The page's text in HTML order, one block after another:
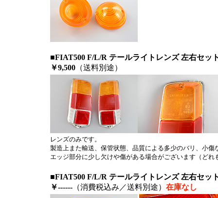
■FIAT500 F/L/R テールライトレンズ 左右セ
￥9,500（送料別途）
レンズのみです。
製造上また輸送、保管状態、品質による多少のバリ、小
エッジ部分に少し欠けや傷がある場合がございます（ど
■FIAT500 F/L/R テールライトレンズ 左右セ
￥------（消費税込み／送料別途） 在庫なし